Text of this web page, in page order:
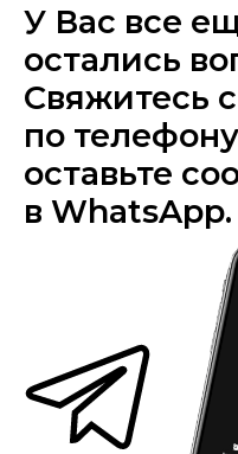
У Вас все
остались
Свяжитесь
по
оставьте
в WhatsApp.